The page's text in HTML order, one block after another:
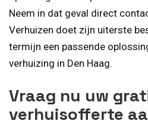
Neem in dat geval direct
Verhuizen doet zijn uiterste
termijn een passende
verhuizing in Den Haag.
Vraag nu uw
verhuisofferte